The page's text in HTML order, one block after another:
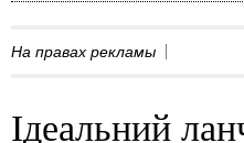
На правах рекламы
Ідеальний